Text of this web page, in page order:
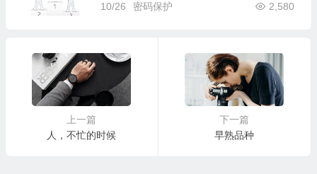
10/26 2,580
密码保护
上一篇
人，不忙的时候
下一篇
早熟品种